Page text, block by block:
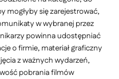
mogłyby się zarejestrować,
w wybranej przez
powinna udostępniać
o firmie, materiał graficzny
z ważnych wydarzeń,
pobrania filmów